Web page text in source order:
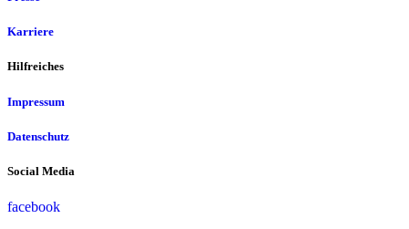
Karriere
Hilfreiches
Impressum
Datenschutz
Social Media
facebook